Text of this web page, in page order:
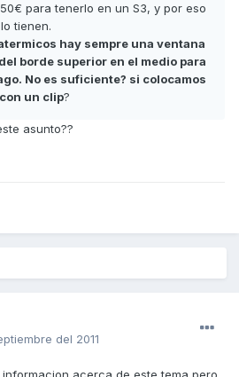
para tenerlo en un S3, y por eso
tienen.
hay sempre una ventana
borde superior en el medio para
No es suficiente? si colocamos
un clip?
asunto??
del 2011